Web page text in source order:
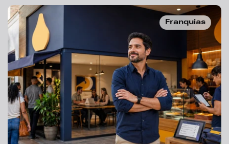
Franquias